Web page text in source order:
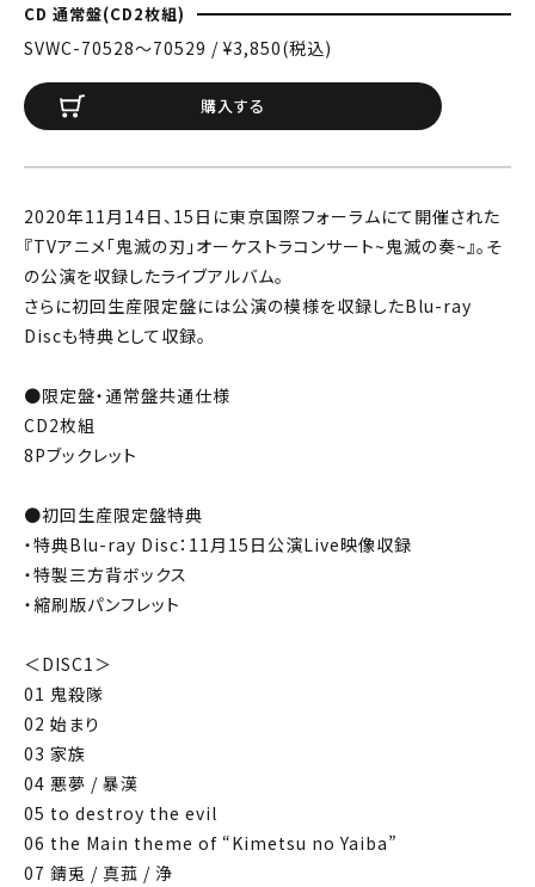
CD 通常盤(CD2枚組)
SVWC-70528〜70529 / ¥3,850(税込)
購入する
2020年11月14日、15日に東京国際フォーラムにて開催された
『TVアニメ「鬼滅の刃」オーケストラコンサート~鬼滅の奏~』。そ
の公演を収録したライブアルバム。
さらに初回生産限定盤には公演の模様を収録したBlu-ray
Discも特典として収録。
●限定盤・通常盤共通仕様
CD2枚組
8Pブックレット
●初回生産限定盤特典
・特典Blu-ray Disc：11月15日公演Live映像収録
・特製三方背ボックス
・縮刷版パンフレット
＜DISC1＞
01 鬼殺隊
02 始まり
03 家族
04 悪夢 / 暴漢
05 to destroy the evil
06 the Main theme of “Kimetsu no Yaiba”
07 錆兎 / 真菰 / 浄